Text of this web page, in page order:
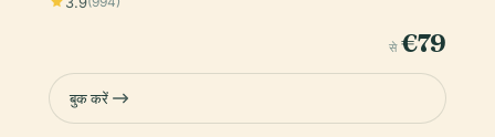
से €79
बुक करें